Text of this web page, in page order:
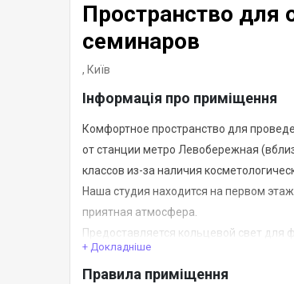
Пространство для
семинаров
, Київ
Інформація про приміщення
Комфортное пространство для
от станции метро Левобережная
классов из-за наличия
Наша студия находится на первом
приятная атмосфера.
Предоставляется кольцевой свет для
Хорошее Wi-Fi покрытие.
+ Докладніше
Правила приміщення